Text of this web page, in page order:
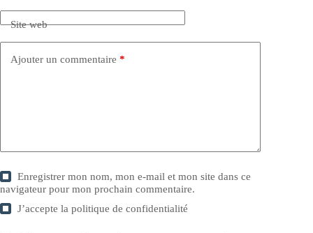
Site web
Ajouter un commentaire *
Enregistrer mon nom, mon e-mail et mon site dans ce
navigateur pour mon prochain commentaire.
J’accepte lapolitique de confidentialité